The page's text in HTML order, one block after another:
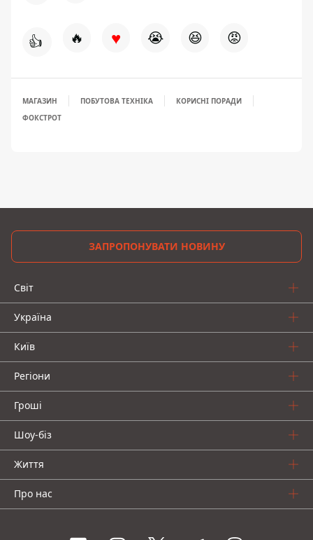
👍 🔥 ♥ 😭 😆 😡
МАГАЗИН ПОБУТОВА ТЕХНІКА
КОРИСНІ ПОРАДИ
ФОКСТРОТ
ЗАПРОПОНУВАТИ НОВИНУ
Світ
Україна
Київ
Регіони
Гроші
Шоу-біз
Життя
Про нас